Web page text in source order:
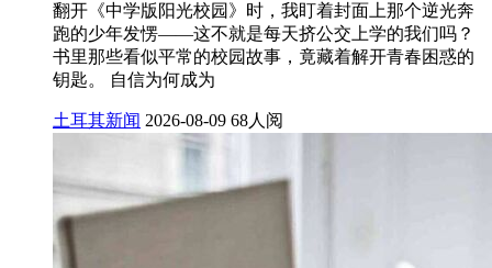
翻开《中学版阳光校园》时，我盯着封面上那个逆光奔
跑的少年发愣——这不就是每天挤公交上学的我们吗？
书里那些看似平常的校园故事，竟藏着解开青春困惑的
钥匙。 自信为何成为
土耳其新闻 2026-08-09 68人阅